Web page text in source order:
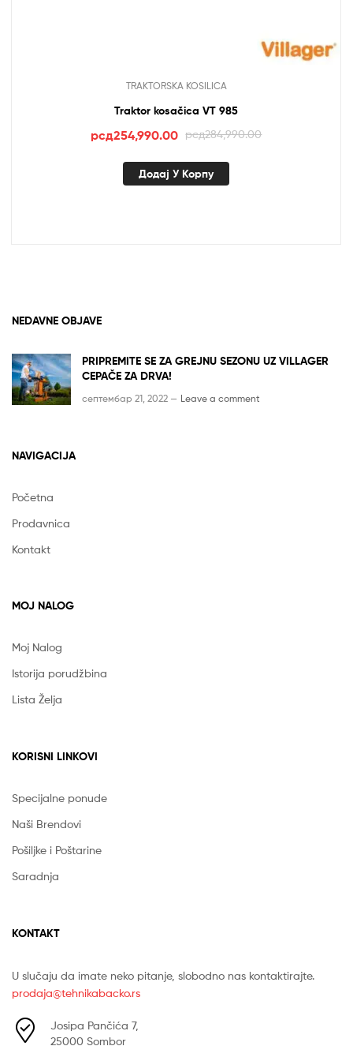
TRAKTORSKA KOSILICA
Traktor kosačica VT 985
рсд284,990.00
Оригинална
је
рсд254,990.00Тренутна
је:
Додај У Корпу
NEDAVNE OBJAVE
PRIPREMITE SE ZA GREJNU SEZONU UZ VILLAGER
CEPAČE ZA DRVA!
септембар 21, 2022 — Leave a comment
NAVIGACIJA
Početna
Prodavnica
Kontakt
MOJ NALOG
Moj Nalog
Istorija porudžbina
Lista Želja
KORISNI LINKOVI
Specijalne ponude
Naši Brendovi
Pošiljke i Poštarine
Saradnja
KONTAKT
U slučaju da imate neko pitanje, slobodno nas kontaktirajte.
prodaja@tehnikabacko.rs
Josipa Pančića 7,
25000 Sombor